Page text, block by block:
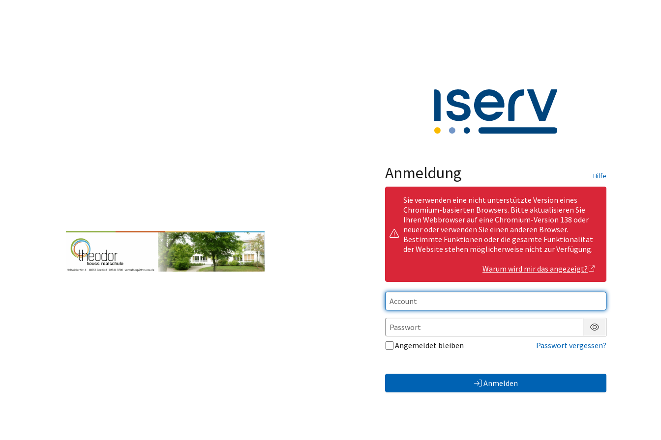
Anmeldung Hilfe
Sie verwenden eine nicht unterstützte Version eines
Chromium-basierten Browsers. Bitte aktualisieren Sie
Ihren Webbrowser auf eine Chromium-Version 138 oder
neuer oder verwenden Sie einen anderen Browser.
Bestimmte Funktionen oder die gesamte Funktionalität
der Website stehen möglicherweise nicht zur Verfügung.
Warum wird mir das angezeigt?
Passwort anzeigen
Angemeldet bleiben
Passwort vergessen?
Anmelden